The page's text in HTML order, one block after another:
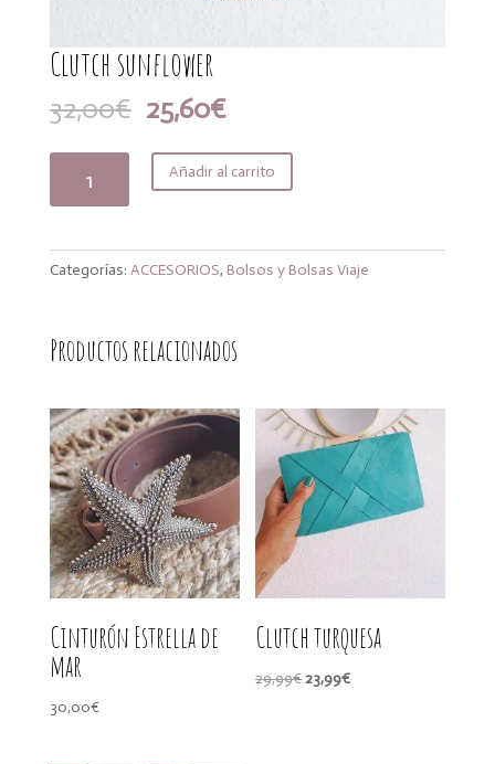
Clutch sunflower
32,00€ El
precio
original
era:
25,60€El
actual
es:
sunflower
Añadir al carrito
Categorías: ACCESORIOS, Bolsos y Bolsas Viaje
Productos relacionados
Cinturón Estrella de
mar
30,00€
Clutch turquesa
29,99€ El
23,99€El